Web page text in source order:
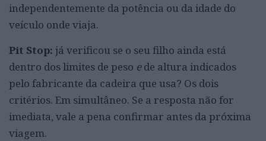
independentemente da potência ou da idade do
veículo onde viaja.
Pit Stop: já verificou se o seu filho ainda está
dentro dos limites de peso ede altura indicados
pelo fabricante da cadeira que usa? Os dois
critérios. Em simultâneo. Se a resposta não for
imediata, vale a pena confirmar antes da próxima
viagem.